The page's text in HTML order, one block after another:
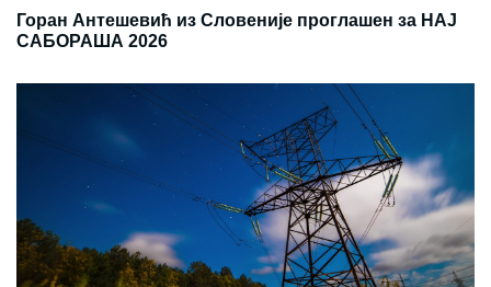
Горан Антешевић из Словеније проглашен за НАЈ
САБОРАША 2026